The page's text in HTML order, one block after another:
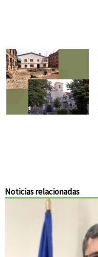
Noticias relacionadas